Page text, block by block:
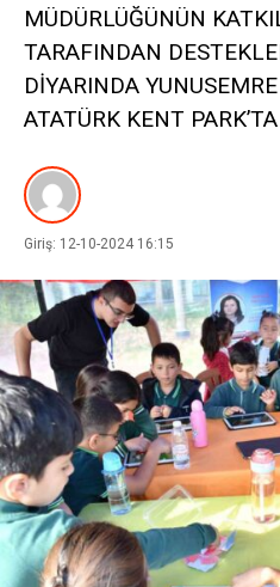
MÜDÜRLÜĞÜNÜN
TARAFINDAN
DİYARINDA
ATATÜRK KENT
Giriş: 12-10-2024 16:15